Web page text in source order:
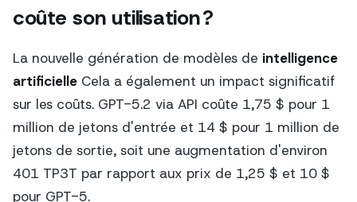
coûte son utilisation ?
La nouvelle génération de modèles de intelligence
artificielle Cela a également un impact significatif
sur les coûts. GPT-5.2 via API coûte 1,75 $ pour 1
million de jetons d'entrée et 14 $ pour 1 million de
jetons de sortie, soit une augmentation d'environ
401 TP3T par rapport aux prix de 1,25 $ et 10 $
pour GPT-5.